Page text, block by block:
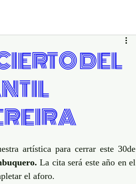
DEL
artística para cerrar este 30de
La cita será este año en el
el aforo.